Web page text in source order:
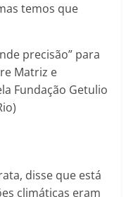
temos que
precisão” para
Matriz e
Fundação Getulio
disse que está
climáticas eram